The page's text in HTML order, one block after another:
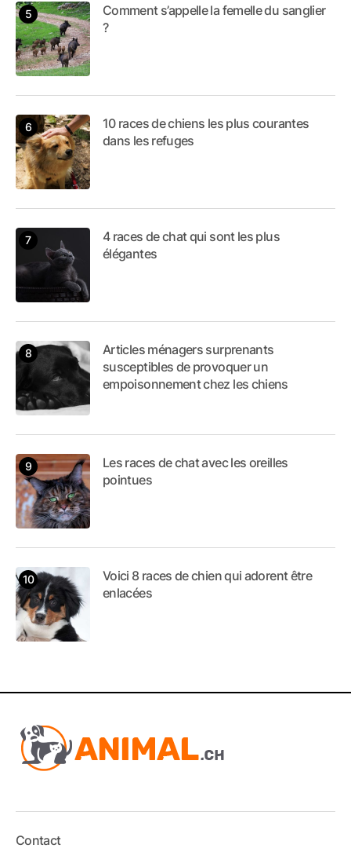
Comment s’appelle la femelle du sanglier
?
10 races de chiens les plus courantes
dans les refuges
4 races de chat qui sont les plus
élégantes
Articles ménagers surprenants
susceptibles de provoquer un
empoisonnement chez les chiens
Les races de chat avec les oreilles
pointues
Voici 8 races de chien qui adorent être
enlacées
Contact